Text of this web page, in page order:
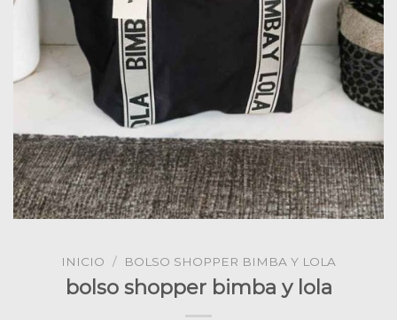
INICIO / BOLSO SHOPPER BIMBA Y LOLA
bolso shopper bimba y lola